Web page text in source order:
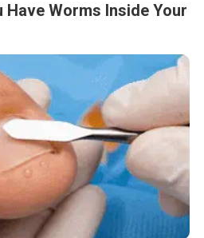
Have Worms Inside Your